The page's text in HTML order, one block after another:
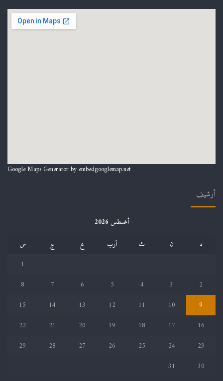
Google Maps Generator by embedgooglemap.net
أرشيف
أغسطس 2026
د
ن ث أرب خ ج
س
1
2
3
4
5
6
7
8
9
10
11
12
13
14
15
16
17
18
19
20
21
22
23
24
25
26
27
28
29
30
31